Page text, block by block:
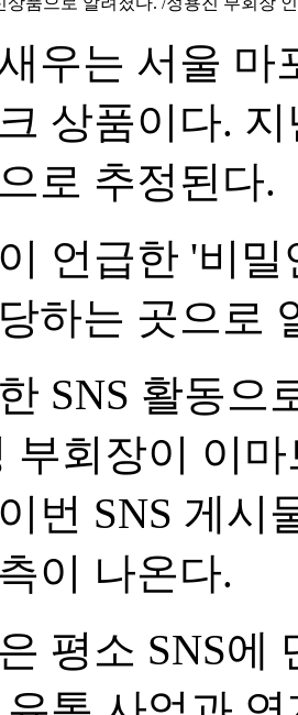
우는 서울 마
상품이다.
로 추정된다.
언급한 '비
하는 곳으로
SNS 활동으
부회장이 이
번 SNS 게시
이 나온다.
평소 SNS에